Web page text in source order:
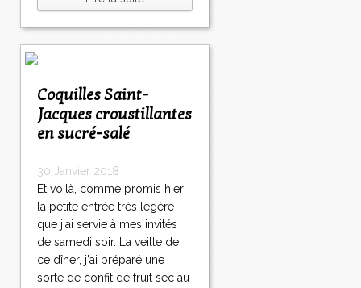
Coquilles Saint-
Jacques croustillantes
en sucré-salé
30 Janvier 2018
Et voilà, comme promis hier
la petite entrée très légère
que j'ai servie à mes invités
de samedi soir. La veille de
ce dîner, j'ai préparé une
sorte de confit de fruit sec au